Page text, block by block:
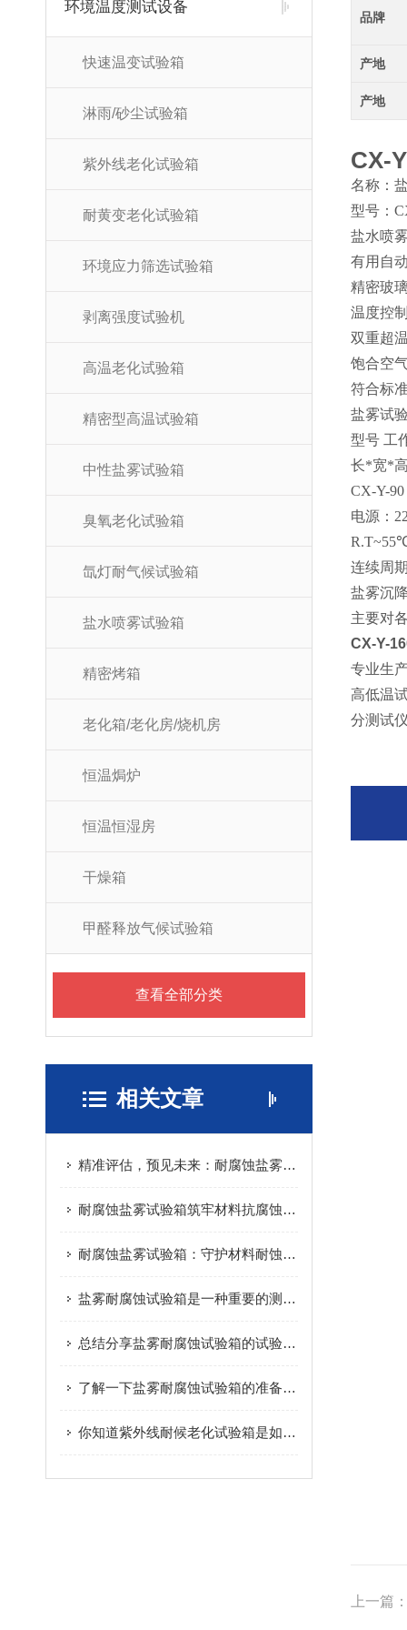
环境温度测试设备
快速温变试验箱
淋雨/砂尘试验箱
紫外线老化试验箱
耐黄变老化试验箱
环境应力筛选试验箱
剥离强度试验机
高温老化试验箱
精密型高温试验箱
中性盐雾试验箱
臭氧老化试验箱
氙灯耐气候试验箱
盐水喷雾试验箱
精密烤箱
老化箱/老化房/烧机房
恒温焗炉
恒温恒湿房
干燥箱
甲醛释放气候试验箱
查看全部分类
相关文章
精准评估，预见未来：耐腐蚀盐雾试验箱的核心价值
耐腐蚀盐雾试验箱筑牢材料抗腐蚀的质量防线
耐腐蚀盐雾试验箱：守护材料耐蚀性的“试炼场”
盐雾耐腐蚀试验箱是一种重要的测试设备
总结分享盐雾耐腐蚀试验箱的试验结果的表述方式
了解一下盐雾耐腐蚀试验箱的准备工作及试验方法吧
你知道紫外线耐候老化试验箱是如何进行试验的么
品牌
产地
产地
CX-
名称：
型号：
盐水喷
有用自
精密玻
温度控
双重超
饱合空
符合标
盐雾试
型号 工
长*宽*
CX-Y-90
电源：
连续周
盐雾沉
主要对
CX-Y-
专业生
高低温
分测试
上一篇